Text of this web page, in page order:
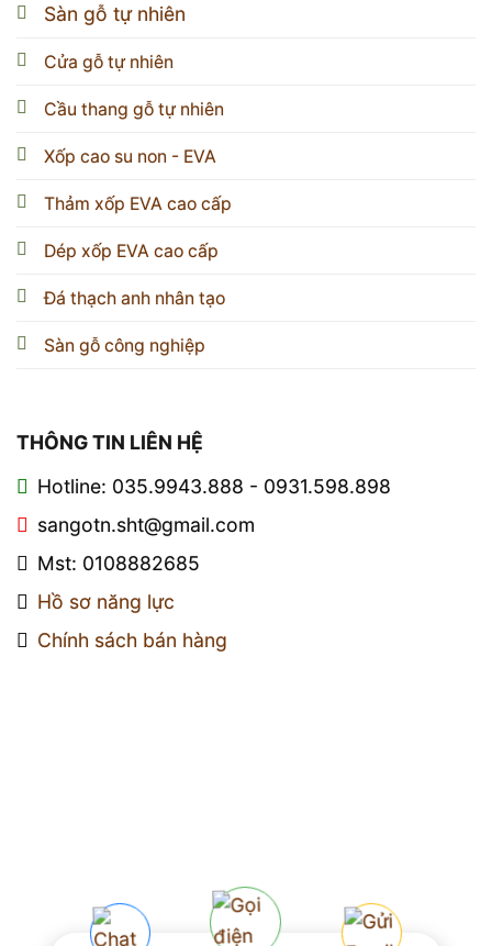
Sàn gỗ tự nhiên
Cửa gỗ tự nhiên
Cầu thang gỗ tự nhiên
Xốp cao su non - EVA
Thảm xốp EVA cao cấp
Dép xốp EVA cao cấp
Đá thạch anh nhân tạo
Sàn gỗ công nghiệp
THÔNG TIN LIÊN HỆ
Hotline: 035.9943.888 - 0931.598.898
sangotn.sht@gmail.com
Mst: 0108882685
Hồ sơ năng lực
Chính sách bán hàng